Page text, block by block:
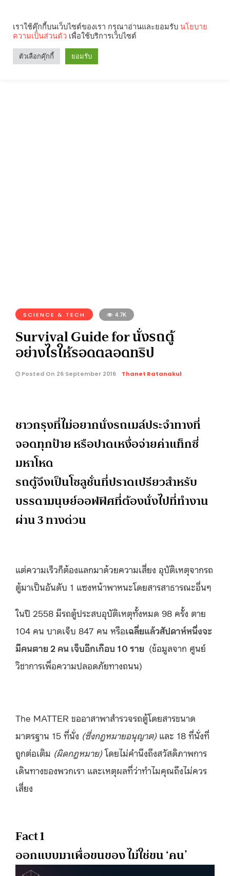
SCIENCE & TECH 4.7K
Survival Guide for นั่งรถตู้
อย่างไรให้รอดตลอดทริป
Posted On 26 September 2016 Thanet Ratanakul
ชาวกรุงที่ไม่อยากนั่งรถเมล์ประจำทางที่
จอดทุกป้าย หรือปาดเหงื่อจ่ายค่าแท็กซี่
มหาโหด
รถตู้จึงเป็นโซลูชั่นที่ปราดเปรียวสำหรับ
บรรดามนุษย์ออฟฟิศที่ต้องนั่งไปที่ทำงาน
ผ่าน 3 ทางด่วน
แต่ความเร็วก็ต้องแลกมาด้วยความเสี่ยง อุบัติเหตุจากรถ
ตู้มาเป็นอันดับ 1 แซงหน้าพาหนะโดยสารสาธารณะอื่นๆ
ในปี 2558 มีรถตู้ประสบอุบัติเหตุทั้งหมด 98 ครั้ง ตาย
104 คน บาดเจ็บ 847 คน หรือเฉลี่ยแล้วสัปดาห์หนึ่งจะ
มีคนตาย 2 คน เจ็บอีกเกือบ 10 ราย (ข้อมูลจาก ศูนย์
วิชาการเพื่อความปลอดภัยทางถนน)
The MATTER ขออาสาพาสำรวจรถตู้โดยสารขนาด
มาตรฐาน 15 ที่นั่ง (ซึ่งกฎหมายอนุญาต) และ 18 ที่นั่งที่
ถูกต่อเติม (ผิดกฎหมาย)โดยไม่คำนึงถึงสวัสดิภาพการ
เดินทางของพวกเรา และเหตุผลที่ว่าทำไมคุณถึงไม่ควร
เสี่ยง
Fact 1
ออกแบบมาเพื่อขนของ ไม่ใช่ขน ‘คน’
เราใช้คุ๊กกี้บนเว็บไซต์ของเรา กรุณาอ่านและยอมรับ นโยบาย
ความเป็นส่วนตัว เพื่อใช้บริการเว็บไซต์
ตัวเลือกคุ๊กกี้ ยอมรับ